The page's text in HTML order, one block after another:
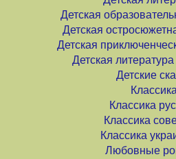
Детская
Детская
Детская
Детская
Детские
Классика
Классика
Классика
Классика
Любовные